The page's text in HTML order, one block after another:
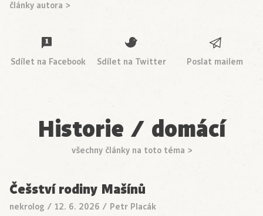
články autora >
Sdílet na Facebook Sdílet na Twitter Poslat mailem
Historie / domácí
všechny články na toto téma >
Češství rodiny Mašínů
nekrolog / 12. 6. 2026 / Petr Placák